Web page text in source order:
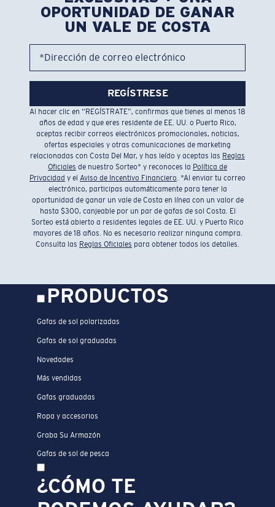
OPORTUNIDAD DE GANAR
UN VALE DE COSTA
*Dirección de correo electrónico
REGÍSTRESE
Al hacer clic en “REGÍSTRATE”, confirmas que tienes al menos 18
años de edad y que eres residente de EE. UU. o Puerto Rico,
aceptas recibir correos electrónicos promocionales, noticias,
ofertas especiales y otras comunicaciones de marketing
relacionadas con Costa Del Mar, y has leído y aceptas las Reglas
Oficiales de nuestro Sorteo* y reconoces la Política de
Privacidad y el Aviso de Incentivo Financiero . *Al enviar tu correo
electrónico, participas automáticamente para tener la
oportunidad de ganar un vale de Costa en línea con un valor de
hasta $300, canjeable por un par de gafas de sol Costa. El
Sorteo está abierto a residentes legales de EE. UU. y Puerto Rico
mayores de 18 años. No es necesario realizar ninguna compra.
Consulta las Reglas Oficiales para obtener todos los detalles.
PRODUCTOS
Gafas de sol polarizadas
Gafas de sol graduadas
Novedades
Más vendidas
Gafas graduadas
Ropa y accesorios
Graba Su Armazón
Gafas de sol de pesca
¿CÓMO TE